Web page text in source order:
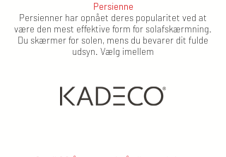
Persienne
Persienner har opnået deres popularitet ved at
være den mest effektive form for solafskærmning.
Du skærmer for solen, mens du bevarer dit fulde
udsyn. Vælg imellem